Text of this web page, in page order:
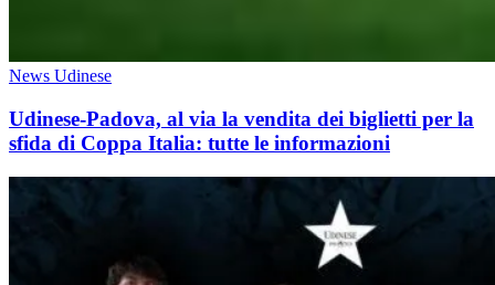
News Udinese
Udinese-Padova, al via la vendita dei biglietti per la
sfida di Coppa Italia: tutte le informazioni